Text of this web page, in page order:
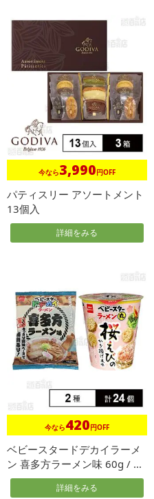
今なら3,990円OFF
パティスリー アソートメント
13個入
詳細をみる
今なら420円OFF
ベビースタードデカイラーメ
ン 喜多方ラーメン味 60g / ...
詳細をみる